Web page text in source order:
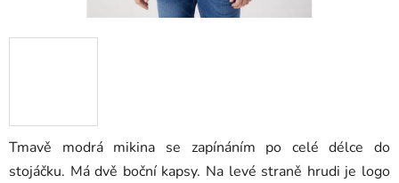
Tmavě modrá mikina se zapínáním po celé délce do
stojáčku. Má dvě boční kapsy. Na levé straně hrudi je logo